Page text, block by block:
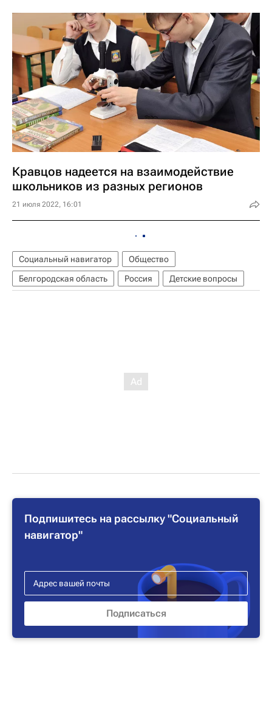
Кравцов надеется на взаимодействие
школьников из разных регионов
21 июля 2022, 16:01
Социальный навигатор
Общество
Белгородская область
Россия Детские вопросы
Подпишитесь на рассылку "Социальный
навигатор"